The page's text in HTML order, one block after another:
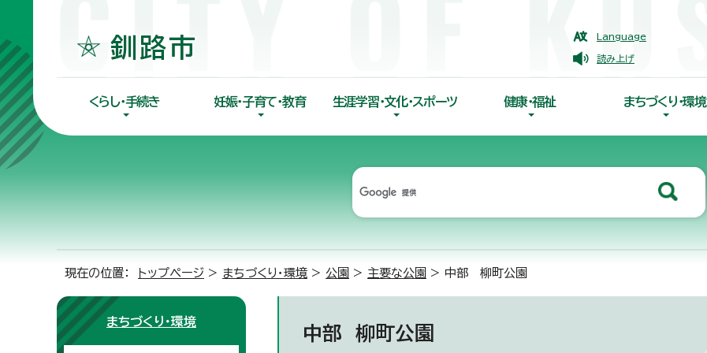
Language
読み上げ
くらし・手続き 妊娠・子育て・教育 生涯学習・文化・スポーツ 健康・福祉 まちづくり・環境
現在の位置： トップページ > まちづくり・環境 > 公園 > 主要な公園 > 中部 柳町公園
中部 柳町公園
まちづくり・環境